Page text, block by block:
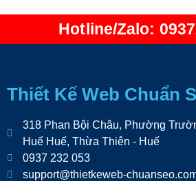
Hotline/Zalo:
Thiết Kế Web Chuẩn
318 Phan Bội Châu, Phường
Huế Huế, Thừa Thiên - Huế
0937 232 053
support@thietkeweb-